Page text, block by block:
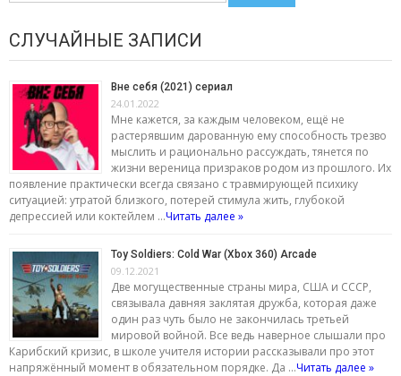
СЛУЧАЙНЫЕ ЗАПИСИ
Вне себя (2021) сериал
24.01.2022
Мне кажется, за каждым человеком, ещё не
растерявшим дарованную ему способность трезво
мыслить и рационально рассуждать, тянется по
жизни вереница призраков родом из прошлого. Их
появление практически всегда связано с травмирующей психику
ситуацией: утратой близкого, потерей стимула жить, глубокой
депрессией или коктейлем …Читать далее »
Toy Soldiers: Cold War (Xbox 360) Arcade
09.12.2021
Две могущественные страны мира, США и СССР,
связывала давняя заклятая дружба, которая даже
один раз чуть было не закончилась третьей
мировой войной. Все ведь наверное слышали про
Карибский кризис, в школе учителя истории рассказывали про этот
напряжённый момент в обязательном порядке. Да …Читать далее »